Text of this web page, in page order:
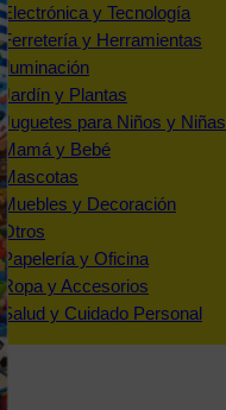
Electrónica y Tecnología
Ferretería y Herramientas
Iluminación
Jardín y Plantas
Juguetes para Niños y Niñas
Mamá y Bebé
Mascotas
Muebles y Decoración
Otros
Papelería y Oficina
Ropa y Accesorios
Salud y Cuidado Personal